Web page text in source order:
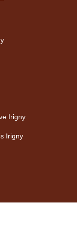
Irigny
Irigny